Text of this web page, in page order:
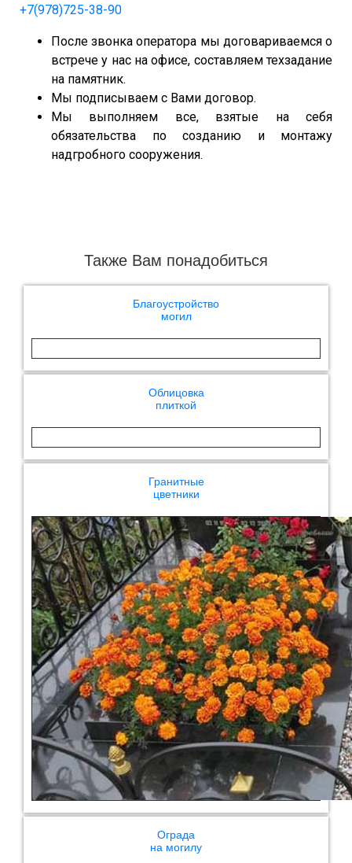
+7(978)725-38-90
После звонка оператора мы договариваемся о
встрече у нас на офисе, составляем техзадание
на памятник.
Мы подписываем с Вами договор.
Мы выполняем все, взятые на себя
обязательства по созданию и монтажу
надгробного сооружения.
Также Вам понадобиться
Благоустройство
могил
Облицовка
плиткой
Гранитные
цветники
Ограда
на могилу